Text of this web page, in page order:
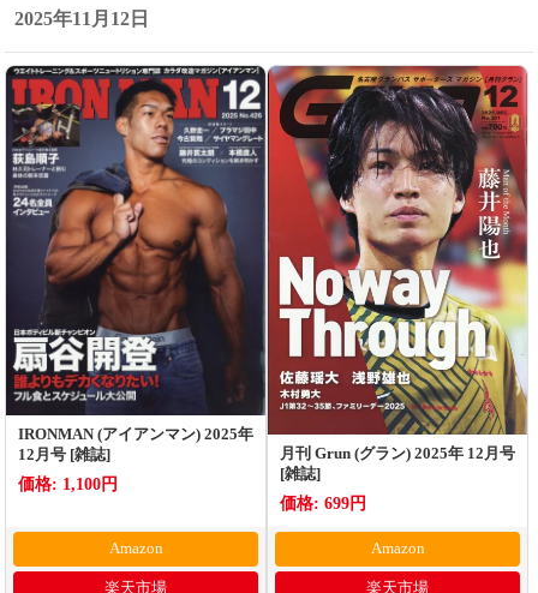
2025年11月12日
IRONMAN (アイアンマン) 2025年
12月号 [雑誌]
価格: 1,100円
Amazon
楽天市場
月刊 Grun (グラン) 2025年 12月号
[雑誌]
価格: 699円
Amazon
楽天市場